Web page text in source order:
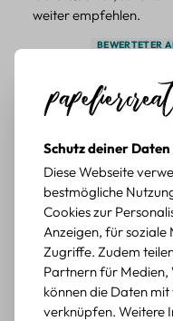
weiter empfehlen.
BEWERTETER
mit
Schöne Motive
Tolle Motive,
würde sie wieder
BEWERTETER
Retro
Sticker mit
Durchschnittliche
Erika G.
Schutz deiner Daten
Diese Webseite
bestmögliche
Cookies zur
Anzeigen, für soziale
Zugriffe. Zudem
Partnern für Medien,
können die Daten
verknüpfen. Weitere